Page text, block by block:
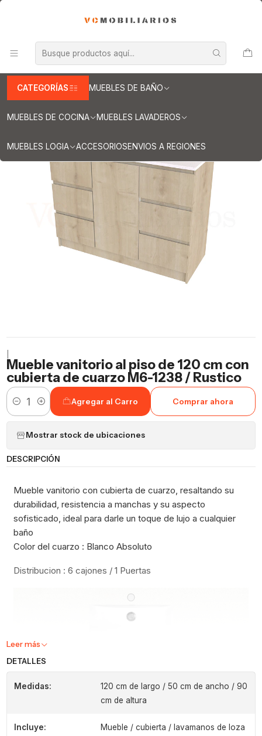
CATEGORÍAS MUEBLES DE BAÑO
MUEBLES DE COCINA MUEBLES LAVADEROS
MUEBLES LOGIA ACCESORIOSENVIOS A REGIONES
Muebles vanitorios al piso simple de cuarzo
Muebles vanitorios al piso simple de cuarzo / 120 cm
Mueble vanitorio al piso de 120 cm con cubierta de cuarzo M6-
1238 / Rustico
Mueble vanitorio al piso de 120 cm con
cubierta de cuarzo M6-1238 / Rustico
Cantidad
Agregar al Carro Comprar ahora
Mostrar stock de ubicaciones
DESCRIPCIÓN
Mueble vanitorio con cubierta de cuarzo, resaltando su
durabilidad, resistencia a manchas y su aspecto
sofisticado, ideal para darle un toque de lujo a cualquier
baño
Color del cuarzo : Blanco Absoluto
Distribucion : 6 cajones / 1 Puertas
Leer más
DETALLES
Medidas:
120 cm de largo / 50 cm de ancho / 90
cm de altura
Incluye:
Mueble / cubierta / lavamanos de loza